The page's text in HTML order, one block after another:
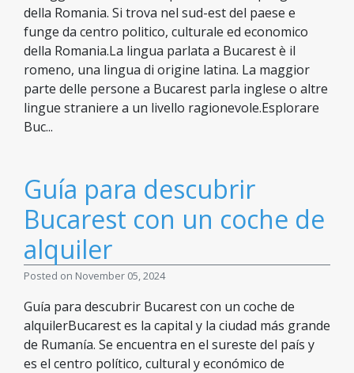
della Romania. Si trova nel sud-est del paese e
funge da centro politico, culturale ed economico
della Romania.La lingua parlata a Bucarest è il
romeno, una lingua di origine latina. La maggior
parte delle persone a Bucarest parla inglese o altre
lingue straniere a un livello ragionevole.Esplorare
Buc...
Guía para descubrir
Bucarest con un coche de
alquiler
Posted on November 05, 2024
Guía para descubrir Bucarest con un coche de
alquilerBucarest es la capital y la ciudad más grande
de Rumanía. Se encuentra en el sureste del país y
es el centro político, cultural y económico de